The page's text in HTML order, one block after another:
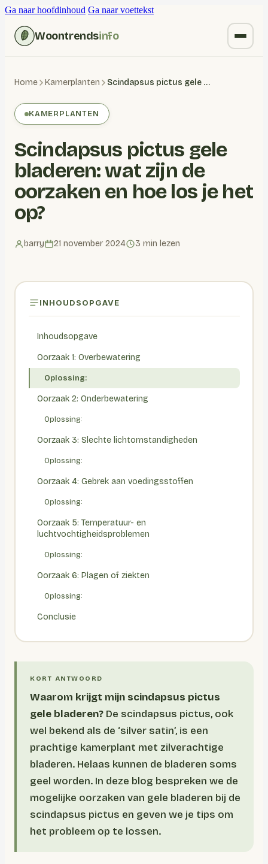
Ga naar hoofdinhoud Ga naar voettekst
Woontrendsinfo
Kruiden vervangen
Wonen
Blogs
Home Kamerplanten Scindapsus pictus gele bladeren: wat zijn de oorzaken en hoe los je het op?
KAMERPLANTEN
Scindapsus pictus gele
bladeren: wat zijn de
oorzaken en hoe los je het
op?
barry 21 november 2024 3 min lezen
INHOUDSOPGAVE
Inhoudsopgave
Oorzaak 1: Overbewatering
Oplossing:
Oorzaak 2: Onderbewatering
Oplossing:
Oorzaak 3: Slechte lichtomstandigheden
Oplossing:
Oorzaak 4: Gebrek aan voedingsstoffen
Oplossing:
Oorzaak 5: Temperatuur- en
luchtvochtigheidsproblemen
Oplossing:
Oorzaak 6: Plagen of ziekten
Oplossing:
Conclusie
Waarom krijgt mijn scindapsus pictus
gele bladeren? De scindapsus pictus, ook
wel bekend als de ‘silver satin’, is een
prachtige kamerplant met zilverachtige
bladeren. Helaas kunnen de bladeren soms
geel worden. In deze blog bespreken we de
mogelijke oorzaken van gele bladeren bij de
scindapsus pictus en geven we je tips om
het probleem op te lossen.